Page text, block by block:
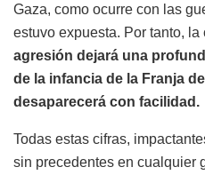
Gaza, como ocurre con las
estuvo expuesta. Por tanto,
agresión dejará una
de la infancia de la Franja
desaparecerá con facilidad.
Todas estas cifras,
sin precedentes en cualquier